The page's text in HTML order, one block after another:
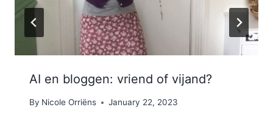
AI en bloggen: vriend of vijand?
By Nicole Orriëns January 22, 2023